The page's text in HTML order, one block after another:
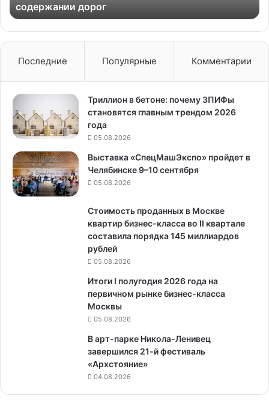
содержании
дорог
содержании дорог
Последние Популярные Комментарии
Триллион в бетоне: почему ЗПИФы
становятся главным трендом 2026
года
05.08.2026
Выставка «СпецМашЭкспо» пройдет в
Челябинске 9–10 сентября
05.08.2026
Стоимость проданных в Москве
квартир бизнес-класса во II квартале
составила порядка 145 миллиардов
рублей
05.08.2026
Итоги I полугодия 2026 года на
первичном рынке бизнес-класса
Москвы
05.08.2026
В арт-парке Никола-Ленивец
завершился 21-й фестиваль
«Архстояние»
04.08.2026